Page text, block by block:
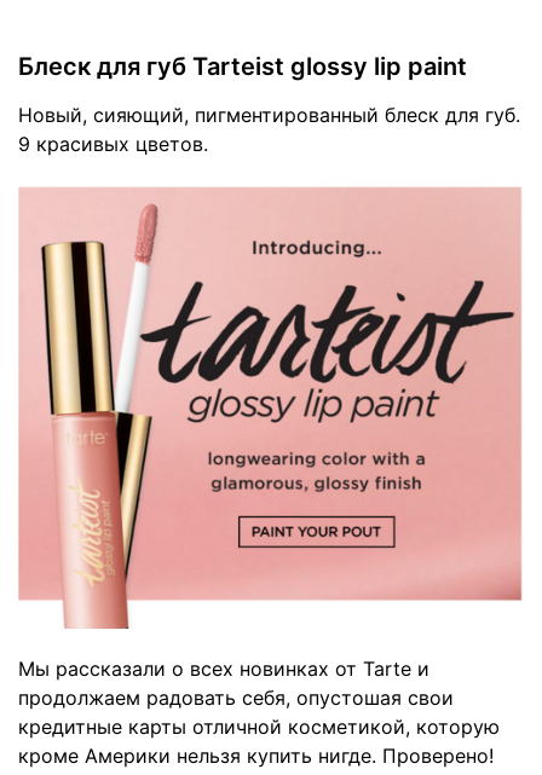
Блеск для губ Tarteist glossy lip paint
Новый, сияющий, пигментированный блеск для губ.
9 красивых цветов.
Мы рассказали о всех новинках от Tarte и
продолжаем радовать себя, опустошая свои
кредитные карты отличной косметикой, которую
кроме Америки нельзя купить нигде. Проверено!